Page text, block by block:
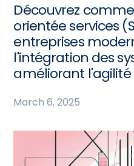
Découvrez
orientée services
entreprises
l'intégration des
améliorant
March 6, 2025